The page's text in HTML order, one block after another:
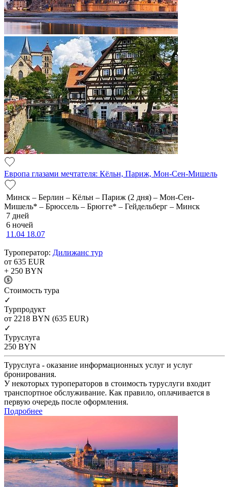
Европа глазами мечтателя: Кёльн, Париж, Мон-Сен-Мишель
Минск – Берлин – Кёльн – Париж (2 дня) – Мон-Сен-
Мишель* – Брюссель – Брюгге* – Гейдельберг – Минск
7 дней
6 ночей
11.04 18.07
Туроператор: Дилижанс тур
от 635 EUR
+ 250 BYN
Cтоимость тура
✓
Турпродукт
от 2218 BYN (635 EUR)
✓
Туруслуга
250 BYN
Туруслуга - оказание информационных услуг и услуг
бронирования.
У некоторых туроператоров в стоимость туруслуги входит
транспортное обслуживание. Как правило, оплачивается в
первую очередь после оформления.
Подробнее